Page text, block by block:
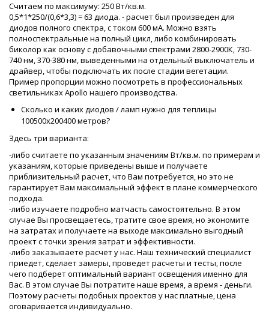
Считаем по максимуму: 250 Вт/кв.м.
0,5*1*250/(0,6*3,3) = 63 диода. - расчет был произведен для
диодов полного спектра, с током 600 мА. Можно взять
полноспектральные на полный цикл, либо комбинировать
биколор как основу с добавочными спектрами 2800-2900К, 730-
740 нм, 370-380 нм, выведенными на отдельный выключатель и
драйвер, чтобы подключать их после стадии вегетации.
Пример пропорции можно посмотреть в профессиональных
светильниках Apollo нашего производства.
Сколько и каких диодов / ламп нужно для теплицы
100500х200400 метров?
Здесь три варианта:
-либо считаете по указанным значениям Вт/кв.м. по примерам и
указаниям, которые приведены выше и получаете
приблизительный расчет, что Вам потребуется, но это не
гарантирует Вам максимальный эффект в плане коммерческого
подхода.
-либо изучаете подробно матчасть самостоятельно. В этом
случае Вы просвещаетесь, тратите свое время, но экономите
на затратах и получаете на выходе максимально выгодный
проект с точки зрения затрат и эффективности.
-либо заказываете расчет у нас. Наш технический специалист
приедет, сделает замеры, проведет расчеты и тесты, после
чего подберет оптимальный вариант освещения именно для
Вас. В этом случае Вы потратите наше время, а время - деньги.
Поэтому расчеты подобных проектов у нас платные, цена
оговаривается индивидуально.